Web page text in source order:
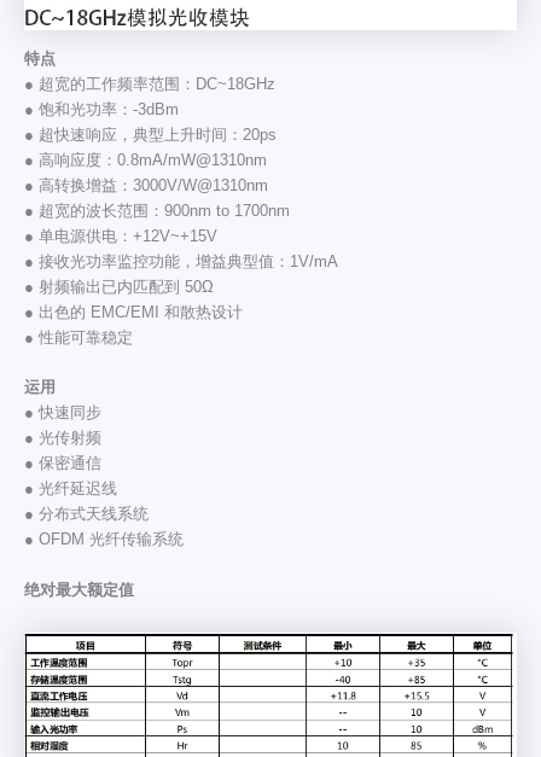
特点
● 超宽的工作频率范围：DC~18GHz
● 饱和光功率：-3dBm
● 超快速响应，典型上升时间：20ps
● 高响应度：0.8mA/mW@1310nm
● 高转换增益：3000V/W@1310nm
● 超宽的波长范围：900nm to 1700nm
● 单电源供电：+12V~+15V
● 接收光功率监控功能，增益典型值：1V/mA
● 射频输出已内匹配到 50Ω
● 出色的 EMC/EMI 和散热设计
● 性能可靠稳定
运用
● 快速同步
● 光传射频
● 保密通信
● 光纤延迟线
● 分布式天线系统
● OFDM 光纤传输系统
绝对最大额定值